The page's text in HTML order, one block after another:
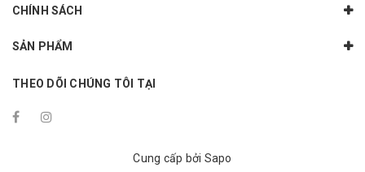
CHÍNH SÁCH
SẢN PHẨM
THEO DÕI CHÚNG TÔI TẠI
Cung cấp bởi Sapo